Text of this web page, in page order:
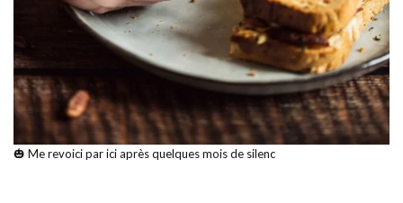
🎃 Me revoici par ici après quelques mois de silenc